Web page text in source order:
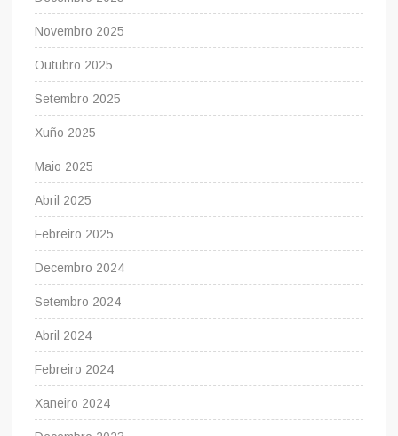
Novembro 2025
Outubro 2025
Setembro 2025
Xuño 2025
Maio 2025
Abril 2025
Febreiro 2025
Decembro 2024
Setembro 2024
Abril 2024
Febreiro 2024
Xaneiro 2024